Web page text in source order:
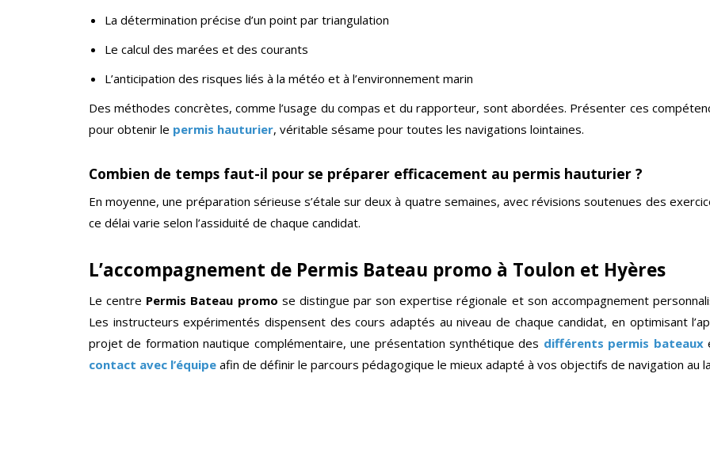
La détermination précise d’un point par triangulation
Le calcul des marées et des courants
L’anticipation des risques liés à la météo et à l’environnement marin
Des méthodes concrètes, comme l’usage du compas et du rapporteur, sont abordées. Présenter ces
pour obtenir le permis hauturier, véritable sésame pour toutes les navigations lointaines.
Combien de temps faut-il pour se préparer efficacement au permis hauturier ?
En moyenne, une préparation sérieuse s’étale sur deux à quatre semaines, avec révisions soutenues des
ce délai varie selon l’assiduité de chaque candidat.
L’accompagnement de Permis Bateau promo à Toulon et Hyères
Le centre Permis Bateau promo se distingue par son expertise régionale et son accompagnement
Les instructeurs expérimentés dispensent des cours adaptés au niveau de chaque candidat, en optimisant
projet de formation nautique complémentaire, une présentation synthétique des différents permis bateaux
contact avec l’équipe afin de définir le parcours pédagogique le mieux adapté à vos objectifs de navigation au